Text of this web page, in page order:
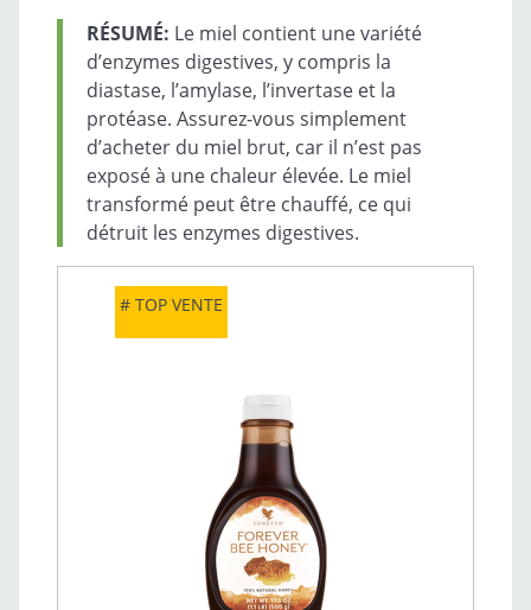
RÉSUMÉ: Le miel contient une variété
d’enzymes digestives, y compris la
diastase, l’amylase, l’invertase et la
protéase. Assurez-vous simplement
d’acheter du miel brut, car il n’est pas
exposé à une chaleur élevée. Le miel
transformé peut être chauffé, ce qui
détruit les enzymes digestives.
TOP VENTE